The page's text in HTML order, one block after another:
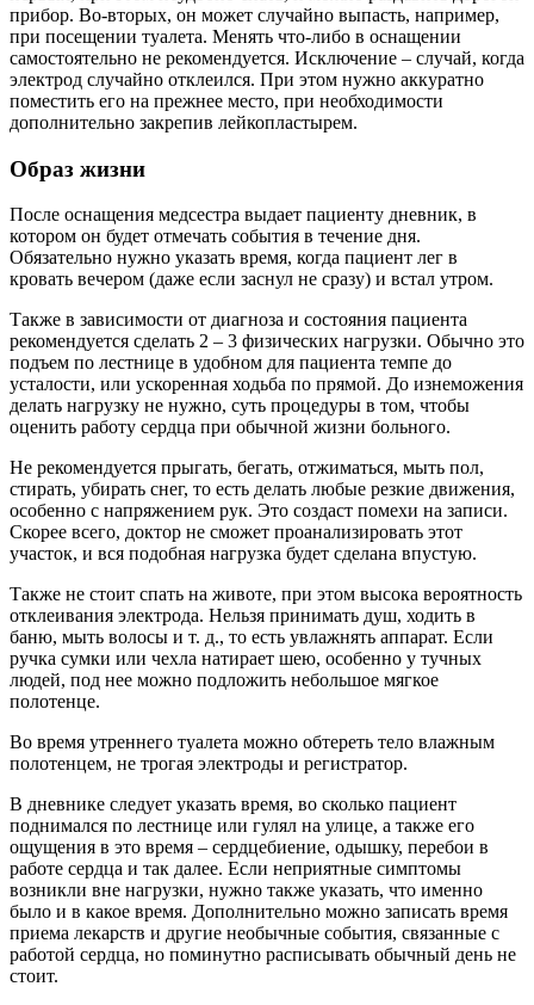
прибор. Во-вторых, он может случайно выпасть, например,
при посещении туалета. Менять что-либо в оснащении
самостоятельно не рекомендуется. Исключение – случай, когда
электрод случайно отклеился. При этом нужно аккуратно
поместить его на прежнее место, при необходимости
дополнительно закрепив лейкопластырем.
Образ жизни
После оснащения медсестра выдает пациенту дневник, в
котором он будет отмечать события в течение дня.
Обязательно нужно указать время, когда пациент лег в
кровать вечером (даже если заснул не сразу) и встал утром.
Также в зависимости от диагноза и состояния пациента
рекомендуется сделать 2 – 3 физических нагрузки. Обычно это
подъем по лестнице в удобном для пациента темпе до
усталости, или ускоренная ходьба по прямой. До изнеможения
делать нагрузку не нужно, суть процедуры в том, чтобы
оценить работу сердца при обычной жизни больного.
Не рекомендуется прыгать, бегать, отжиматься, мыть пол,
стирать, убирать снег, то есть делать любые резкие движения,
особенно с напряжением рук. Это создаст помехи на записи.
Скорее всего, доктор не сможет проанализировать этот
участок, и вся подобная нагрузка будет сделана впустую.
Также не стоит спать на животе, при этом высока вероятность
отклеивания электрода. Нельзя принимать душ, ходить в
баню, мыть волосы и т. д., то есть увлажнять аппарат. Если
ручка сумки или чехла натирает шею, особенно у тучных
людей, под нее можно подложить небольшое мягкое
полотенце.
Во время утреннего туалета можно обтереть тело влажным
полотенцем, не трогая электроды и регистратор.
В дневнике следует указать время, во сколько пациент
поднимался по лестнице или гулял на улице, а также его
ощущения в это время – сердцебиение, одышку, перебои в
работе сердца и так далее. Если неприятные симптомы
возникли вне нагрузки, нужно также указать, что именно
было и в какое время. Дополнительно можно записать время
приема лекарств и другие необычные события, связанные с
работой сердца, но поминутно расписывать обычный день не
стоит.